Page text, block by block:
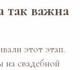
так важна
этот этап.
свадебной